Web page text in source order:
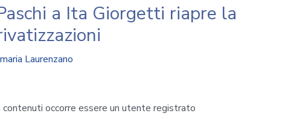
a Ita Giorgetti riapre la
Laurenzano
contenuti occorre essere un utente registrato